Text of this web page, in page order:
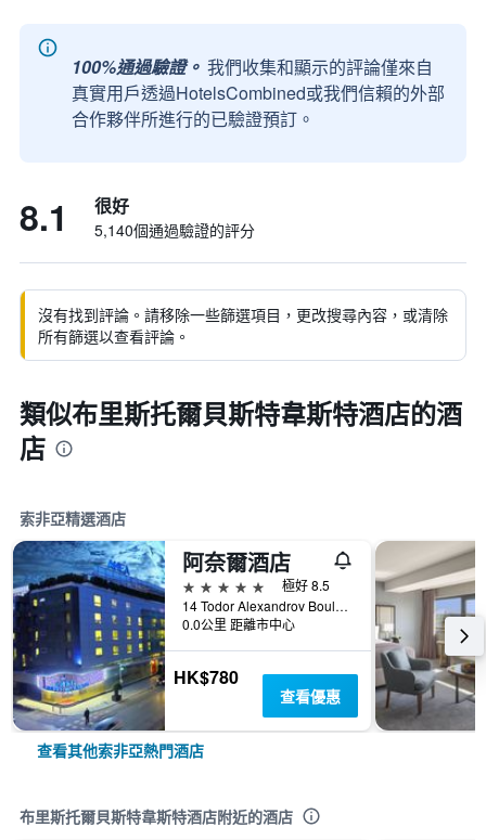
100%通過驗證。 我們收集和顯示的評論僅來自
真實用戶透過HotelsCombined或我們信賴的外部
合作夥伴所進行的已驗證預訂。
8.1 很好
5,140個通過驗證的評分
沒有找到評論。請移除一些篩選項目，更改搜尋內容，或清除
所有篩選以查看評論。
類似布里斯托爾貝斯特韋斯特酒店的酒
店
索非亞精選酒店
阿奈爾酒店
5星級
極好 8.5
14 Todor Alexandrov Boulevard, 索菲亞, 保加利亞
0.0公里 距離市中心
HK$780
查看優惠
查看其他索非亞熱門酒店
布里斯托爾貝斯特韋斯特酒店附近的酒店